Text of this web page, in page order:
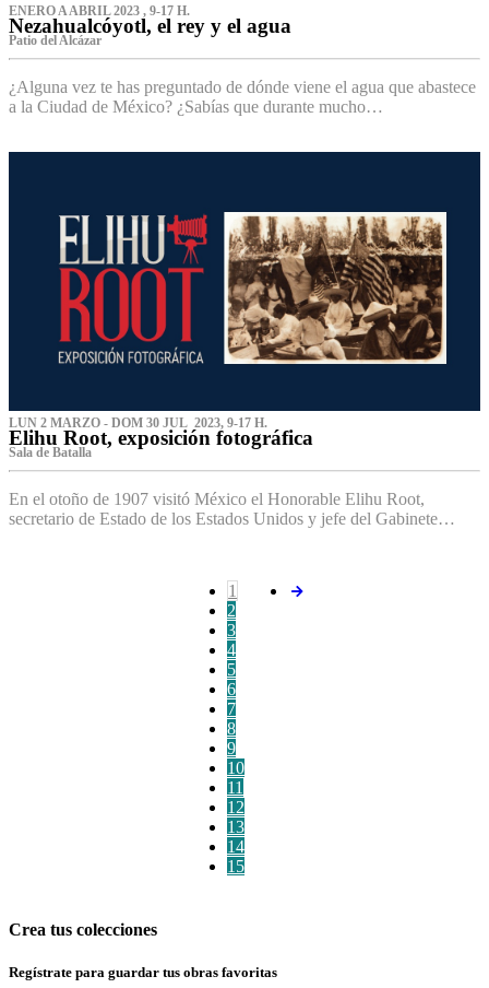
ENERO A ABRIL 2023 , 9-17 H.
Nezahualcóyotl, el rey y el agua
Patio del Alcázar
¿Alguna vez te has preguntado de dónde viene el agua que abastece
a la Ciudad de México? ¿Sabías que durante mucho…
LUN 2 MARZO - DOM 30 JUL 2023, 9-17 H.
Elihu Root, exposición fotográfica
Sala de Batalla
En el otoño de 1907 visitó México el Honorable Elihu Root,
secretario de Estado de los Estados Unidos y jefe del Gabinete…
1
2
3
4
5
6
7
8
9
10
11
12
13
14
15
Crea tus colecciones
Regístrate para guardar tus obras favoritas